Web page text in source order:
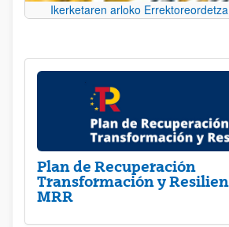
Ikerketaren arloko
Plan de Recuperación
Transformación y
MRR